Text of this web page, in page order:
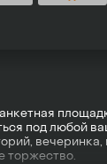
под любой
торжество.